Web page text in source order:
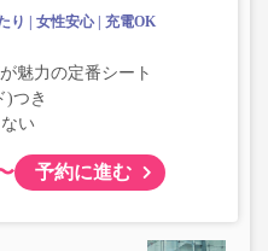
り 女性安心
充電OK
魅力の定番シート
)つき
い
予約に進む